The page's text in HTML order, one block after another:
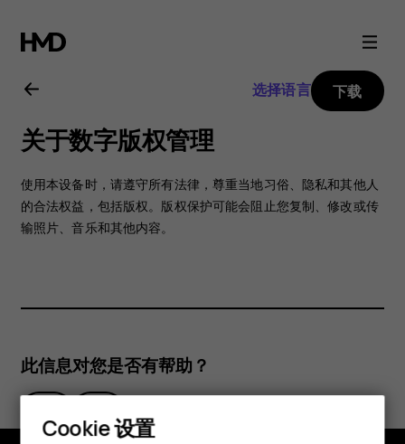
Nokia
106
2018
用
户
南
选择语言 下载
关于数字版权管理
使用本设备时，请遵守所有法律，尊重当地习俗、隐私和其他人
的合法权益，包括版权。版权保护可能会阻止您复制、修改或传
输照片、音乐和其他内容。
此信息对您是否有帮助？
Cookie 设置